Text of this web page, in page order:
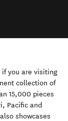
if you are visiting
collection of
15,000 pieces
Pacific and
showcases